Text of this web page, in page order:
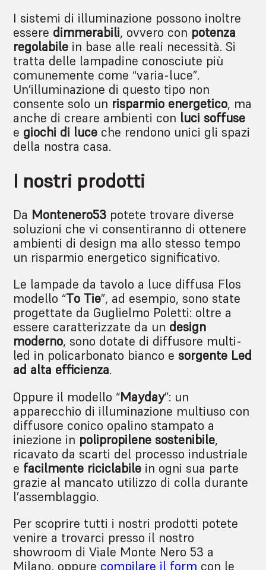
I sistemi di illuminazione possono inoltre
essere dimmerabili, ovvero con potenza
regolabile in base alle reali necessità. Si
tratta delle lampadine conosciute più
comunemente come “varia-luce”.
Un’illuminazione di questo tipo non
consente solo un risparmio energetico, ma
anche di creare ambienti con luci soffuse
e giochi di luce che rendono unici gli spazi
della nostra casa.
I nostri prodotti
Da Montenero53 potete trovare diverse
soluzioni che vi consentiranno di ottenere
ambienti di design ma allo stesso tempo
un risparmio energetico significativo.
Le lampade da tavolo a luce diffusa Flos
modello “To Tie”, ad esempio, sono state
progettate da Guglielmo Poletti: oltre a
essere caratterizzate da un design
moderno, sono dotate di diffusore multi-
led in policarbonato bianco esorgente Led
ad alta efficienza.
Oppure il modello “Mayday”: un
apparecchio di illuminazione multiuso con
diffusore conico opalino stampato a
iniezione in polipropilene sostenibile,
ricavato da scarti del processo industriale
e facilmente riciclabile in ogni sua parte
grazie al mancato utilizzo di colla durante
l’assemblaggio.
Per scoprire tutti i nostri prodotti potete
venire a trovarci presso il nostro
showroom di Viale Monte Nero 53 a
Milano, oppure compilare il form con le